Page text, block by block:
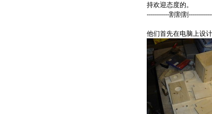
持欢迎态度的。
-----------割割割
他们首先在电脑上设